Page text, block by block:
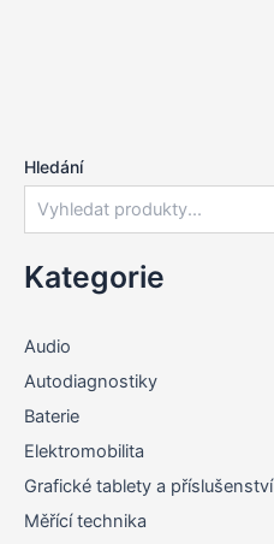
Hledání
Kategorie
Audio
Autodiagnostiky
Baterie
Elektromobilita
Grafické tablety a příslušenství
Měřící technika